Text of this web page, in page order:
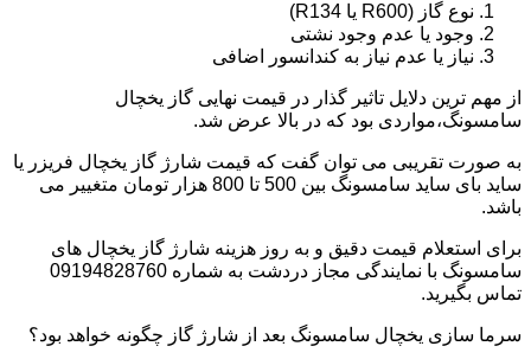
نوع گاز (R600 یا R134)
وجود یا عدم وجود نشتی
نیاز یا عدم نیاز به کندانسور اضافی
از مهم ترین دلایل تاثیر گذار در قیمت نهایی گاز یخچال
سامسونگ،مواردی بود که در بالا عرض شد.
به صورت تقریبی می توان گفت که قیمت شارژ گاز یخچال فریزر یا
ساید بای ساید سامسونگ بین 500 تا 800 هزار تومان متغییر می
باشد.
برای استعلام قیمت دقیق و به روز هزینه شارژ گاز یخچال های
سامسونگ با نمایندگی مجاز دردشت به شماره 09194828760
تماس بگیرید.
سرما سازی یخچال سامسونگ بعد از شارژ گاز چگونه خواهد بود؟